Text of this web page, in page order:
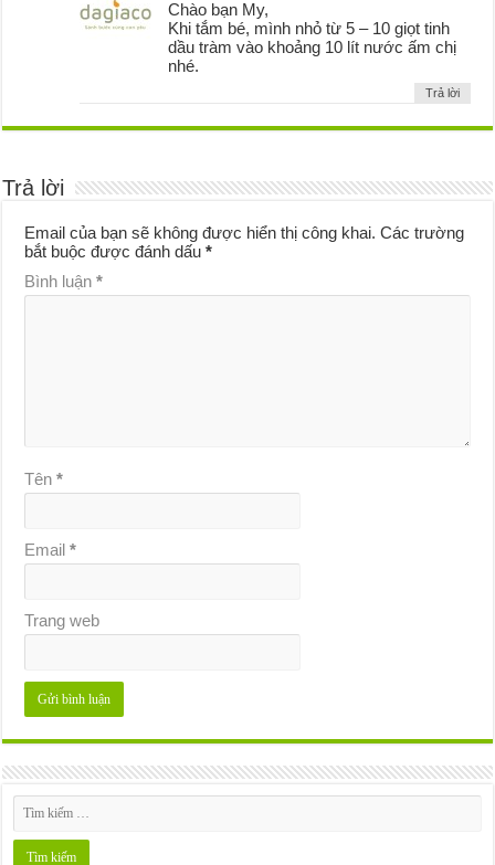
Chào bạn My,
Khi tắm bé, mình nhỏ từ 5 – 10 giọt tinh
dầu tràm vào khoảng 10 lít nước ấm chị
nhé.
Trả lời
Trả lời
Email của bạn sẽ không được hiển thị công khai. Các trường
bắt buộc được đánh dấu*
Bình luận*
Tên*
Email*
Trang web